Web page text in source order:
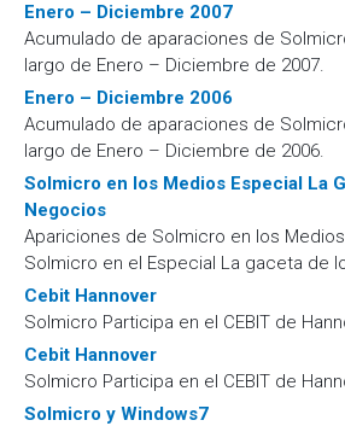
Enero – Diciembre 2007
Acumulado de aparaciones de
largo de Enero – Diciembre de 2007.
Enero – Diciembre 2006
Acumulado de aparaciones de
largo de Enero – Diciembre de 2006.
Solmicro en los Medios Especial La
Negocios
Apariciones de Solmicro en los
Solmicro en el Especial La gaceta de
Cebit Hannover
Solmicro Participa en el CEBIT de
Cebit Hannover
Solmicro Participa en el CEBIT de
Solmicro y Windows7